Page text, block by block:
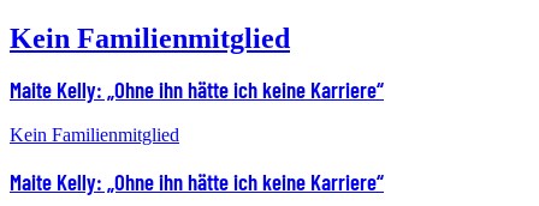
Kein Familienmitglied
Maite Kelly: „Ohne ihn hätte ich keine Karriere“
Kein Familienmitglied
Maite Kelly: „Ohne ihn hätte ich keine Karriere“